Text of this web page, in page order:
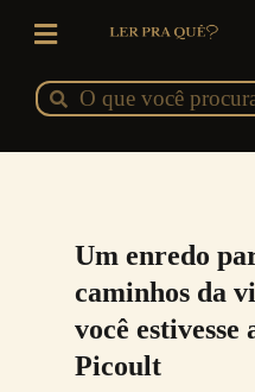
conteúdo
Pesquisar
Pesquisar
Um enredo
caminhos da
você
Picoult